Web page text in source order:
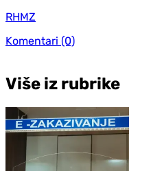
RHMZ
Komentari (0)
Više iz rubrike